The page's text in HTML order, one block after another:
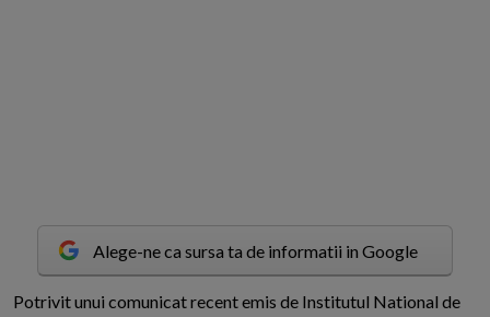
Alege-ne ca sursa ta de informatii in Google
Potrivit unui comunicat recent emis de Institutul National de